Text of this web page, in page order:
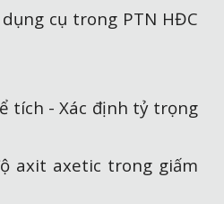
cụ trong PTN HĐC
tích - Xác định tỷ trọng
axit axetic trong giấm